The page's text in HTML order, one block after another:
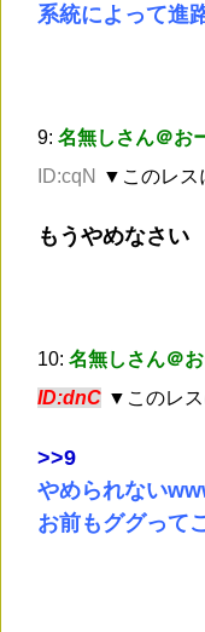
系統によって進
9: 名無しさん＠お
ID:cqN
▼このレス
もうやめなさい
10: 名無しさん＠
ID:dnC ▼このレ
>>9
やめられない
お前もググって